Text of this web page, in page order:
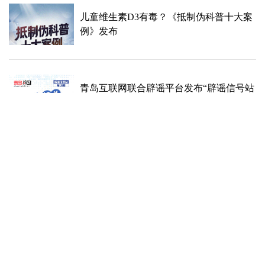
儿童维生素D3有毒？《抵制伪科普十大案
例》发布
青岛互联网联合辟谣平台发布“辟谣信号站